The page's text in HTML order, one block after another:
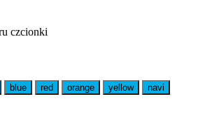
czcionki
blue red orange yellow
navi